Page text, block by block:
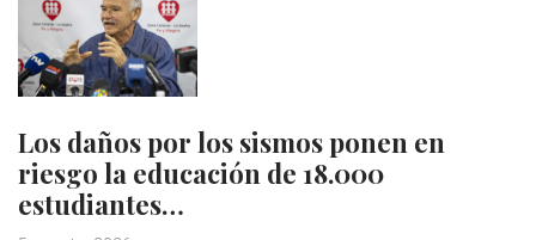
Los daños por los sismos ponen en
riesgo la educación de 18.000
estudiantes…